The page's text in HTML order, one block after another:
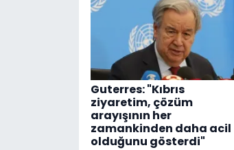
Guterres: "Kıbrıs
ziyaretim, çözüm
arayışının her
zamankinden daha acil
olduğunu gösterdi"